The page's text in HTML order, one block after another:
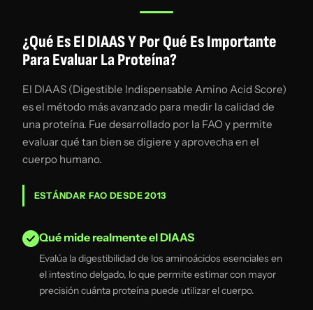
¿Qué Es El DIAAS Y Por Qué Es Importante
Para Evaluar La Proteína?
El DIAAS (Digestible Indispensable Amino Acid Score)
es el método más avanzado para medir la calidad de
una proteína. Fue desarrollado por la FAO y permite
evaluar qué tan bien se digiere y aprovecha en el
cuerpo humano.
ESTÁNDAR FAO DESDE 2013
Qué mide realmente el DIAAS
Evalúa la digestibilidad de los aminoácidos esenciales en
el intestino delgado, lo que permite estimar con mayor
precisión cuánta proteína puede utilizar el cuerpo.